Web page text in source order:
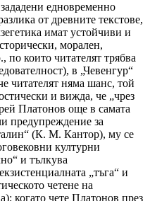
едновременно
от древните текстове,
имат устойчиви и
морален,
по които читателят трябва
в „Чевенгур“
читателят няма шанс, той
и вижда, че „чрез
Платонов още в самата
предупреждение за
(К. М. Кантор), му се
културни
и тълкува
„тъга“ и
четене на
когато чете Платонов през